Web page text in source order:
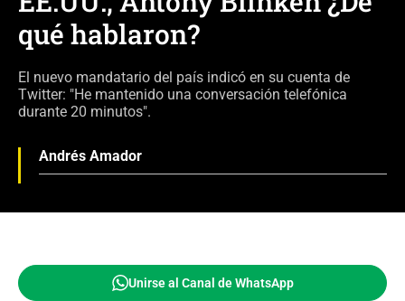
qué hablaron?
El nuevo mandatario del país indicó en su cuenta de
Twitter: "He mantenido una conversación telefónica
durante 20 minutos".
Andrés Amador
Unirse al Canal de WhatsApp